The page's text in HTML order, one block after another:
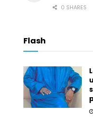
0 SHARES
Flash